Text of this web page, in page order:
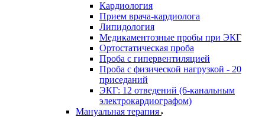
Кардиология
Прием врача-кардиолога
Липидология
Медикаментозные пробы при ЭКГ
Ортостатическая проба
Проба с гипервентиляцией
Проба с физической нагрузкой - 20
приседаний
ЭКГ: 12 отведений (6-канальным
электрокардиографом)
Мануальная терапия